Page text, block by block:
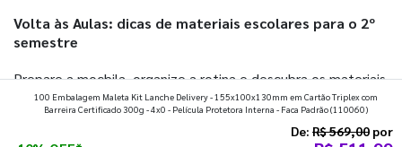
Volta às Aulas: dicas de materiais escolares para o 2º
semestre
Prepare a mochila, organize a rotina e descubra os materiais
que fazem toda diferença para começar o segundo
100 Embalagem Maleta Kit Lanche Delivery - 155x100x130mm em Cartão Triplex com
Barreira Certificado 300g - 4x0 - Película Protetora Interna - Faca Padrão(110060)
De: R$ 569,00 por